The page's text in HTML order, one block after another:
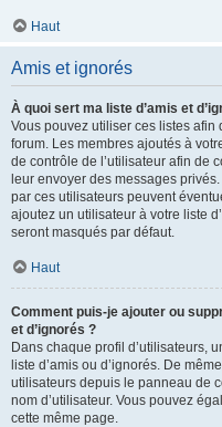
Haut
Amis et ignorés
À quoi sert ma liste d’amis et
Vous pouvez utiliser ces listes afin
forum. Les membres ajoutés à
de contrôle de l’utilisateur afin de
leur envoyer des messages
par ces utilisateurs peuvent
ajoutez un utilisateur à votre liste
seront masqués par défaut.
Haut
Comment puis-je ajouter ou
et d’ignorés ?
Dans chaque profil d’utilisateurs,
liste d’amis ou d’ignorés. De
utilisateurs depuis le panneau de
nom d’utilisateur. Vous pouvez
cette même page.